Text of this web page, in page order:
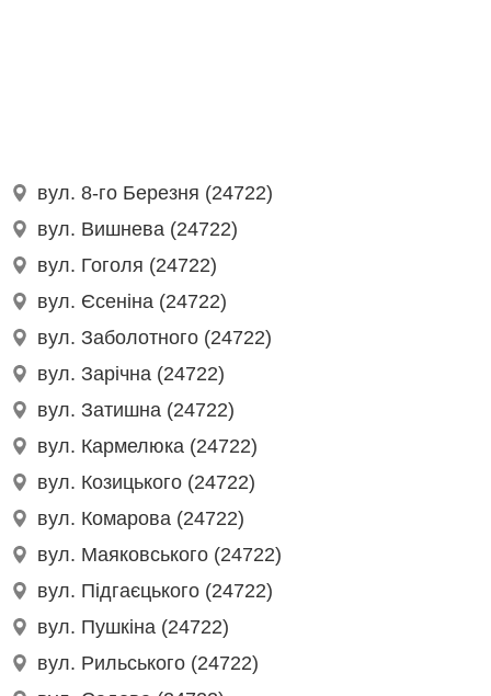
вул. 8-го Березня (24722)
вул. Вишнева (24722)
вул. Гоголя (24722)
вул. Єсеніна (24722)
вул. Заболотного (24722)
вул. Зарічна (24722)
вул. Затишна (24722)
вул. Кармелюка (24722)
вул. Козицького (24722)
вул. Комарова (24722)
вул. Маяковського (24722)
вул. Підгаєцького (24722)
вул. Пушкіна (24722)
вул. Рильського (24722)